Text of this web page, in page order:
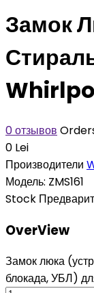
Замок
0 отзывов
0 Lei
Производители
Модель: ZMS161
Stock
OverView
Замок люка
блокада, УБЛ)